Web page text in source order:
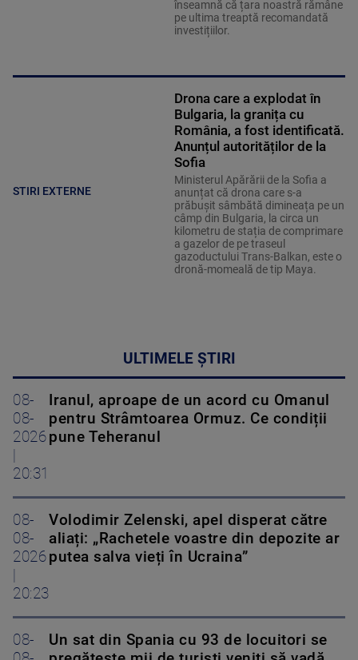
înseamnă că țara noastră rămâne
pe ultima treaptă recomandată
investițiilor.
STIRI EXTERNE
Drona care a explodat în
Bulgaria, la granița cu
România, a fost identificată.
Anunțul autorităților de la
Sofia
Ministerul Apărării de la Sofia a
anunțat că drona care s-a
prăbușit sâmbătă dimineața pe un
câmp din Bulgaria, la circa un
kilometru de stația de comprimare
a gazelor de pe traseul
gazoductului Trans-Balkan, este o
dronă-momeală de tip Maya.
ULTIMELE ȘTIRI
08-
08-
2026
20:31
Iranul, aproape de un acord cu Omanul
pentru Strâmtoarea Ormuz. Ce condiții
pune Teheranul
08-
08-
2026
20:23
Volodimir Zelenski, apel disperat către
aliați: „Rachetele voastre din depozite ar
putea salva vieți în Ucraina”
08-
Un sat din Spania cu 93 de locuitori se